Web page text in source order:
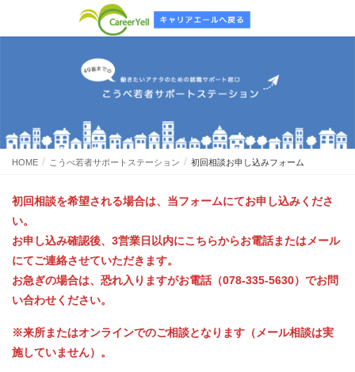
HOME こうべ若者サポートステーション 初回相談お申し込みフォーム
初回相談を希望される場合は、当フォームにてお申し込みくださ
い。
お申し込み確認後、3営業日以内にこちらからお電話またはメール
にてご連絡させていただきます。
お急ぎの場合は、恐れ入りますがお電話（078-335-5630）でお問
い合わせください。
※来所またはオンラインでのご相談となります（メール相談は実
施していません）。